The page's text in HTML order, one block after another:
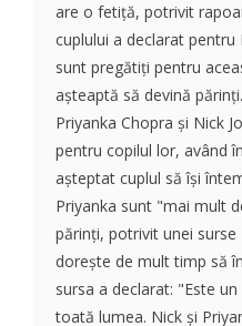
are o fetiță, potrivit
cuplului a declarat pentru
sunt pregătiți pentru
așteaptă să devină
Priyanka Chopra și Nick
pentru copilul lor, având
așteptat cuplul să își
Priyanka sunt "mai mult
părinți, potrivit unei surse
dorește de mult timp să
sursa a declarat: "Este
toată lumea. Nick și